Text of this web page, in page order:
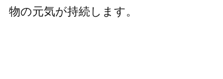
物の元気が持続します。